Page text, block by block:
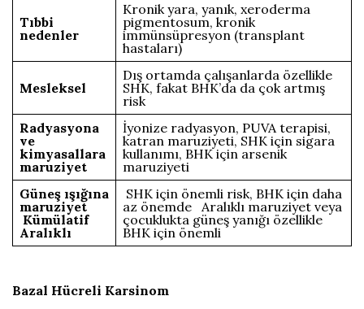
Tıbbi
nedenler
Kronik yara, yanık, xeroderma
pigmentosum, kronik
immünsüpresyon (transplant
hastaları)
Mesleksel
Dış ortamda çalışanlarda özellikle
SHK, fakat BHK’da da çok artmış
risk
Radyasyona
ve
kimyasallara
maruziyet
İyonize radyasyon, PUVA terapisi,
katran maruziyeti, SHK için sigara
kullanımı, BHK için arsenik
maruziyeti
Güneş ışığına
maruziyet
Kümülatif
Aralıklı
SHK için önemli risk, BHK için daha
az önemde Aralıklı maruziyet veya
çocuklukta güneş yanığı özellikle
BHK için önemli
Bazal Hücreli Karsinom